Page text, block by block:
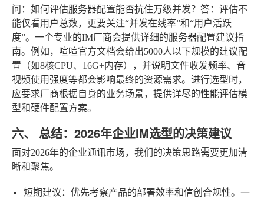
问：如何评估服务器配置能否抗住万级并发？ 答：评估不
能仅看用户总数，更要关注“并发在线率”和“用户活跃
度”。一个专业的IM厂商会提供详细的服务器配置建议指
南。例如，喧喧官方文档会给出5000人以下规模的建议配
置（如8核CPU、16G+内存），并说明文件收发频率、音
视频使用强度等都会影响最终的资源需求。进行选型时，
应要求厂商根据自身的业务场景，提供详尽的性能评估模
型和硬件配置方案。
六、 总结：2026年企业IM选型的决策建议
面对2026年的企业通讯市场，我们的决策思路需要更加清
晰和聚焦。
短期建议 ：优先考察产品的部署效率和信创合规性。一